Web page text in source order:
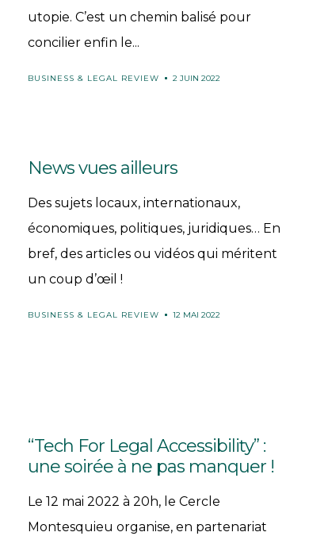
utopie. C’est un chemin balisé pour
concilier enfin le...
BUSINESS & LEGAL REVIEW 2 JUIN 2022
News vues ailleurs
Des sujets locaux, internationaux,
économiques, politiques, juridiques… En
bref, des articles ou vidéos qui méritent
un coup d’œil !
BUSINESS & LEGAL REVIEW 12 MAI 2022
“Tech For Legal Accessibility” :
une soirée à ne pas manquer !
Le 12 mai 2022 à 20h, le Cercle
Montesquieu organise, en partenariat